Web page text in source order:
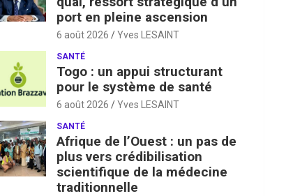
port en pleine ascension
6 août 2026 Yves LESAINT
SANTÉ
Togo : un appui structurant
pour le système de santé
6 août 2026 Yves LESAINT
SANTÉ
Afrique de l’Ouest : un pas de
plus vers crédibilisation
scientifique de la médecine
traditionnelle